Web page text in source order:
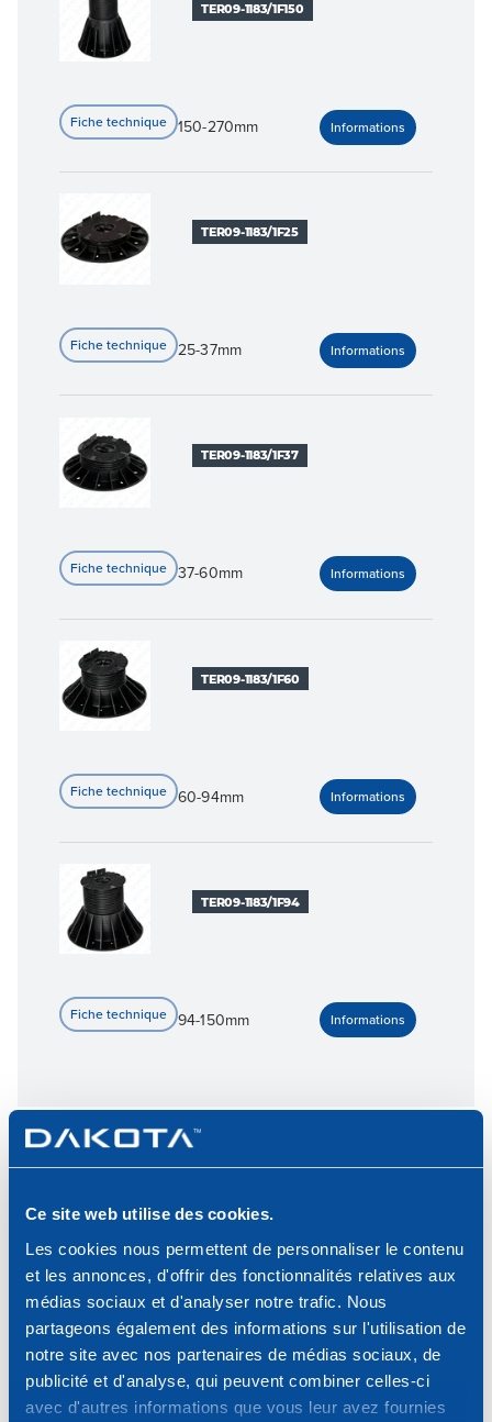
Ce site web utilise des cookies.
Les cookies nous permettent de personnaliser le contenu
et les annonces, d'offrir des fonctionnalités relatives aux
médias sociaux et d'analyser notre trafic. Nous
partageons également des informations sur l'utilisation de
notre site avec nos partenaires de médias sociaux, de
publicité et d'analyse, qui peuvent combiner celles-ci
avec d'autres informations que vous leur avez fournies
TER09-1183/1F150
150-270mm
TER09-1183/1F25
25-37mm
TER09-1183/1F37
37-60mm
TER09-1183/1F60
60-94mm
TER09-1183/1F94
94-150mm